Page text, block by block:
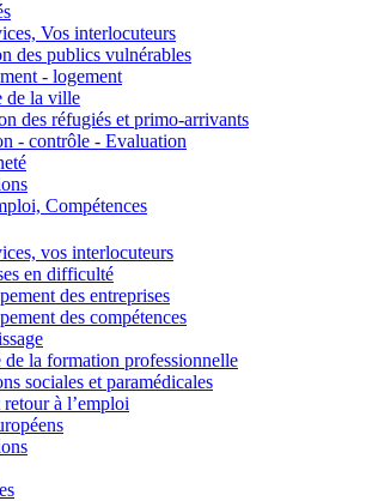
Vos interlocuteurs
des publics vulnérables
- logement
de la ville
des réfugiés et primo-arrivants
- contrôle - Evaluation
Compétences
vos interlocuteurs
en difficulté
des entreprises
des compétences
de la formation professionnelle
sociales et paramédicales
retour à l’emploi